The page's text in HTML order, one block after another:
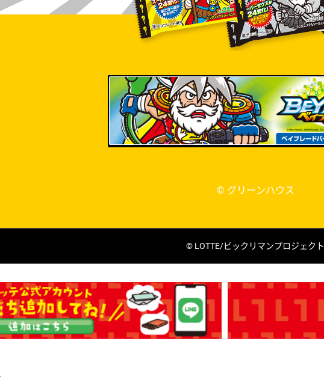
© グリーンハウス
© LOTTE/ビックリマンプロジェクト